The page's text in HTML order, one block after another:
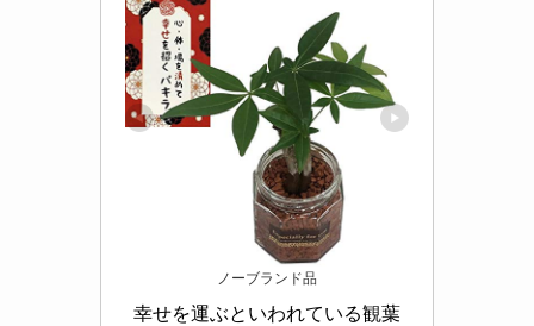
ノーブランド品
幸せを運ぶといわれている観葉